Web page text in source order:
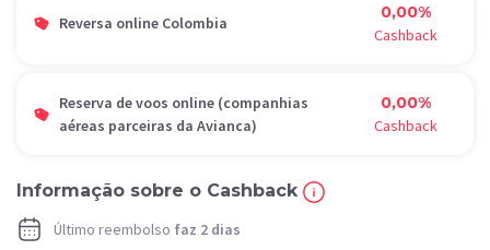
Reversa online Colombia
0,00%
Cashback
Reserva de voos online (companhias
aéreas parceiras da Avianca)
0,00%
Cashback
Informação sobre o Cashback
Último reembolso faz 2 dias